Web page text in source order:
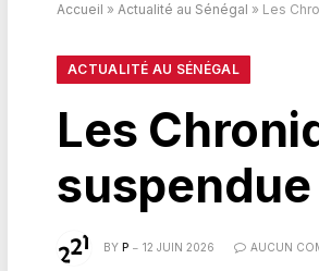
Accueil » Actualité au Sénégal » Les
ACTUALITÉ AU SÉNÉGAL
Les
BY P 12 JUIN 2026 AUCUN